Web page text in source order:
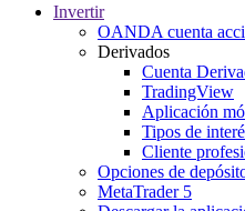
Invertir
OANDA cuenta
Derivados
Cuenta
TradingView
Aplicación
Tipos de
Cliente
Opciones de
MetaTrader 5